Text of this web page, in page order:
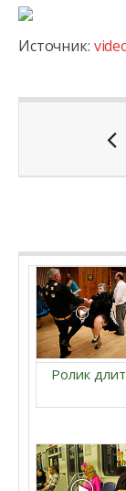
Источник:
Ролик